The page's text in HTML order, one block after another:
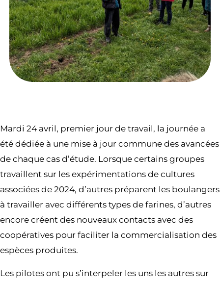
Mardi 24 avril, premier jour de travail, la journée a
été dédiée à une mise à jour commune des avancées
de chaque cas d’étude. Lorsque certains groupes
travaillent sur les expérimentations de cultures
associées de 2024, d’autres préparent les boulangers
à travailler avec différents types de farines, d’autres
encore créent des nouveaux contacts avec des
coopératives pour faciliter la commercialisation des
espèces produites.
Les pilotes ont pu s’interpeler les uns les autres sur